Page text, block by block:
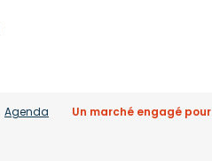
Agenda Un marché engagé